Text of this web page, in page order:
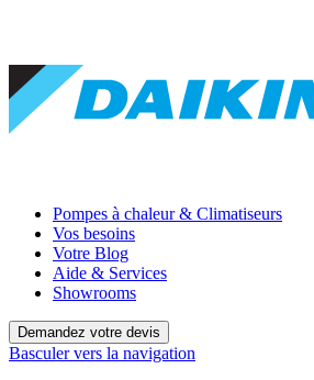
Pompes à chaleur & Climatiseurs
Vos besoins
Votre Blog
Aide & Services
Showrooms
Demandez votre devis
Basculer vers la navigation